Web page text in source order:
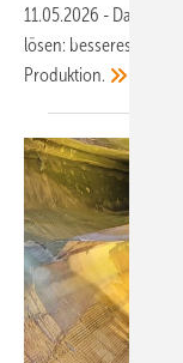
11.05.2026 - Das
lösen: besseres
Produktion.